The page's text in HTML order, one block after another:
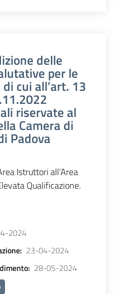
delle
per le
cui all’art. 13
riservate al
Camera di
Padova
Istruttori all’Area
Qualificazione.
2024
: 23-04-2024
: 28-05-2024